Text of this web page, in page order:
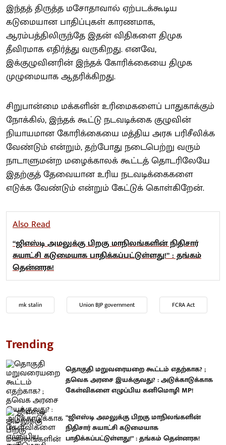
இந்தத் திருத்த மசோதாவால் ஏற்படக்கூடிய
கடுமையான பாதிப்புகள் காரணமாக,
ஆரம்பத்திலிருந்தே இதன் விதிகளை திமுக
தீவிரமாக எதிர்த்து வருகிறது. எனவே,
இக்குழுவினரின் இந்தக் கோரிக்கையை திமுக
முழுமையாக ஆதரிக்கிறது.
சிறுபான்மை மக்களின் உரிமைகளைப் பாதுகாக்கும்
நோக்கில், இந்தக் கூட்டு நடவடிக்கை குழுவின்
நியாயமான கோரிக்கையை மத்திய அரசு பரிசீலிக்க
வேண்டும் என்றும், தற்போது நடைபெற்று வரும்
நாடாளுமன்ற மழைக்காலக் கூட்டத் தொடரிலேயே
இதற்குத் தேவையான உரிய நடவடிக்கைகளை
எடுக்க வேண்டும் என்றும் கேட்டுக் கொள்கிறேன்.
Also Read
“ஜிஎஸ்டி அமலுக்கு பிறகு மாநிலங்களின் நிதிசார்
சுயாட்சி கடுமையாக பாதிக்கப்பட்டுள்ளது!” : தங்கம்
தென்னரசு!
mk stalin Union BJP government FCRA Act
Trending
தொகுதி மறுவரையறை கூட்டம் எதற்காக? ;
தவெக அரசை இயக்குவது? : அடுக்காடுக்காக
கேள்விகளை எழுப்பிய கனிமொழி MP!
“ஜிஎஸ்டி அமலுக்கு பிறகு மாநிலங்களின்
நிதிசார் சுயாட்சி கடுமையாக
பாதிக்கப்பட்டுள்ளது!” : தங்கம் தென்னரசு!